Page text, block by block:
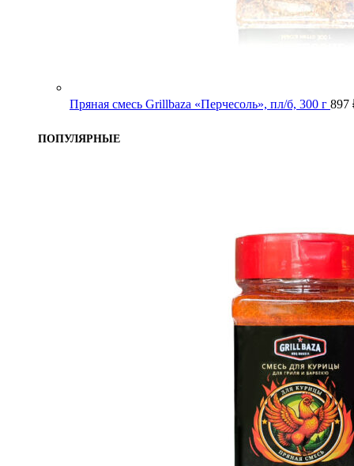
Пряная смесь Grillbaza «Перчесоль», пл/б, 300 г 897
ПОПУЛЯРНЫЕ